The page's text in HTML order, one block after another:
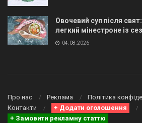
Овочевий суп після
легкий мінестроне із
04.08.2026
Про нас Реклама
Політика
Контакти
+ Додати оголошення
+ Замовити рекламну статтю